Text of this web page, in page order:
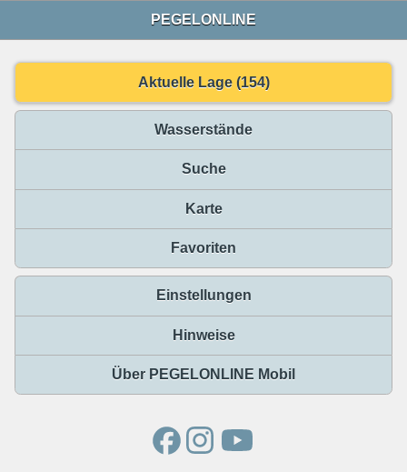
PEGELONLINE
Aktuelle Lage (154)
Wasserstände
Suche
Karte
Favoriten
Einstellungen
Hinweise
Über PEGELONLINE Mobil